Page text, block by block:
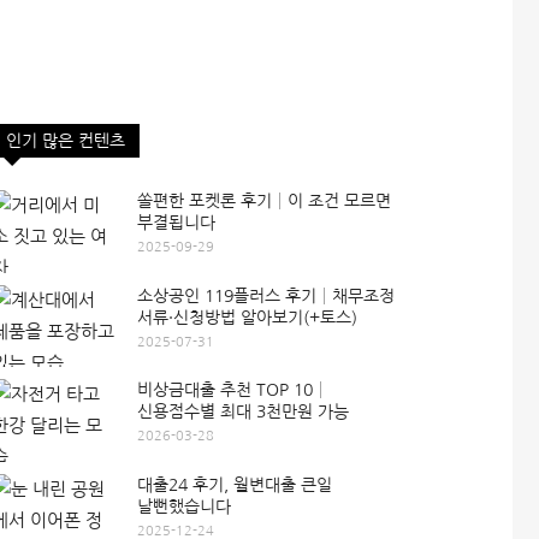
인기 많은 컨텐츠
쏠편한 포켓론 후기│이 조건 모르면
부결됩니다
2025-09-29
소상공인 119플러스 후기│채무조정
서류·신청방법 알아보기(+토스)
2025-07-31
비상금대출 추천 TOP 10│
신용점수별 최대 3천만원 가능
2026-03-28
대출24 후기, 월변대출 큰일
날뻔했습니다
2025-12-24